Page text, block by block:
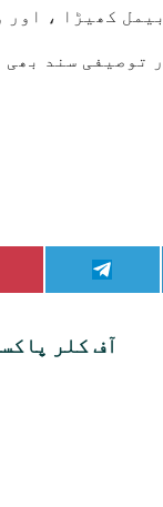
کھیڑا ،
توصیفی سند بھی
Share
on
آف کلر